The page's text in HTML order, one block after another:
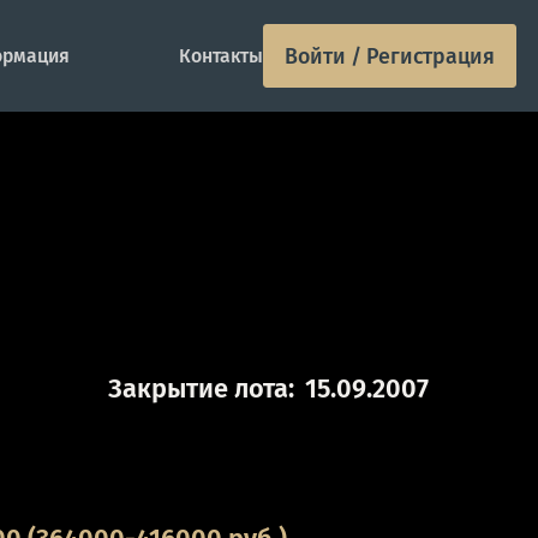
Контакты Войти / Регистрация
Закрытие лота: 15.09.2007